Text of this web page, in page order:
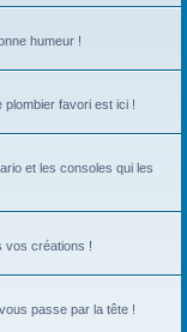
humeur !
favori est ici !
et les consoles qui les
vos créations !
passe par la tête !